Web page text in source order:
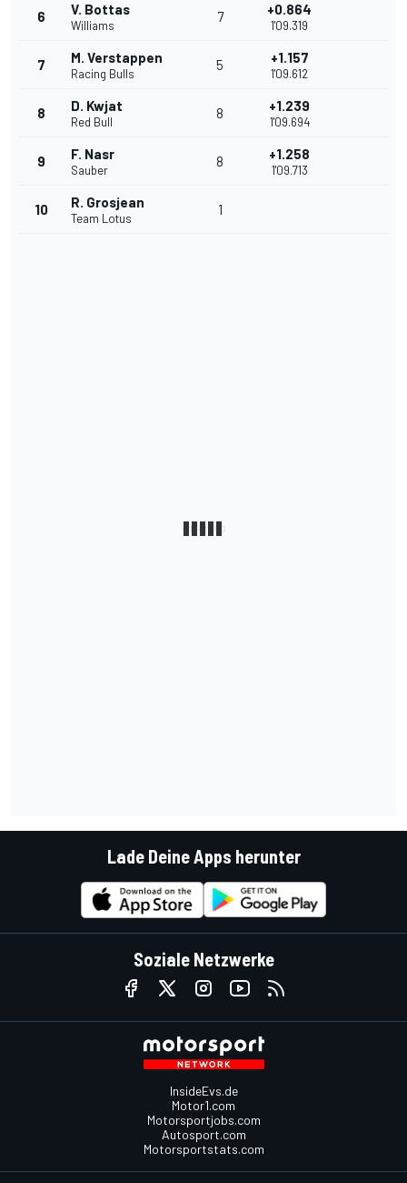
6 V. Bottas
Williams
7 +0.864
1'09.319
7 M. Verstappen
Racing Bulls
5 +1.157
1'09.612
8 D. Kwjat
Red Bull
8 +1.239
1'09.694
9 F. Nasr
Sauber
8 +1.258
1'09.713
10 R. Grosjean
Team Lotus
1
Lade Deine Apps herunter
Soziale Netzwerke
InsideEvs.de
Motor1.com
Motorsportjobs.com
Autosport.com
Motorsportstats.com